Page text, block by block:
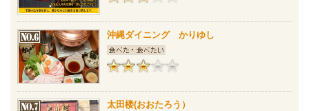
沖縄ダイニング かりゆし
太田楼(おおたろう）